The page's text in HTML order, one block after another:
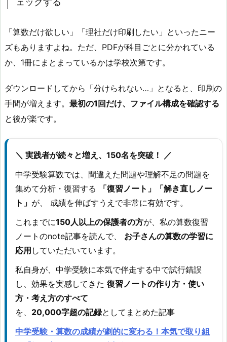
「算数だけ欲しい」「理社だけ印刷したい」といったニー
ズもありますよね。ただ、PDFが科目ごとに分かれている
か、1冊にまとまっているかは学校次第です。
ダウンロードしてから「分けられない…」となると、印刷の
手間が増えます。 最初の1回だけ、ファイル構成を確認する
と後が楽です。
＼ 実践者が続々と増え、150名を突破！ ／
中学受験算数では、間違えた問題や理解不足の問題を
集めて分析・復習する
「復習ノート」「解き直しノー
ト」 が、 成績を伸ばすうえで非常に有効です。
これまでに150人以上の保護者の方が、私の算数復習
ノートのnote記事を読んで、 お子さんの算数の学習に
応用 していただいています。
私自身が、中学受験に本気で伴走する中で試行錯誤
し、効果を実感してきた 復習ノートの作り方・使い
方・考え方のすべて
を、 20,000字超の記録としてまとめた記事
中学受験・算数の成績が劇的に変わる！本気で取り組